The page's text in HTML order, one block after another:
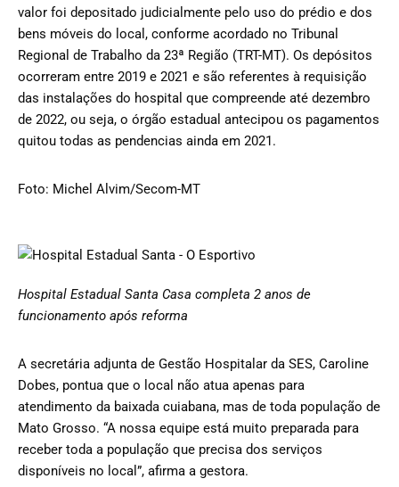
valor foi depositado judicialmente pelo uso do prédio e dos
bens móveis do local, conforme acordado no Tribunal
Regional de Trabalho da 23ª Região (TRT-MT). Os depósitos
ocorreram entre 2019 e 2021 e são referentes à requisição
das instalações do hospital que compreende até dezembro
de 2022, ou seja, o órgão estadual antecipou os pagamentos
quitou todas as pendencias ainda em 2021.
Foto: Michel Alvim/Secom-MT
Hospital Estadual Santa Casa completa 2 anos de
funcionamento após reforma
A secretária adjunta de Gestão Hospitalar da SES, Caroline
Dobes, pontua que o local não atua apenas para
atendimento da baixada cuiabana, mas de toda população de
Mato Grosso. “A nossa equipe está muito preparada para
receber toda a população que precisa dos serviços
disponíveis no local”, afirma a gestora.